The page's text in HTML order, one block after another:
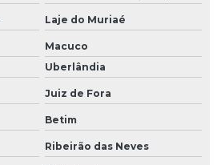
Laje do Muriaé
Macuco
Uberlândia
Juiz de Fora
Betim
Ribeirão das Neves